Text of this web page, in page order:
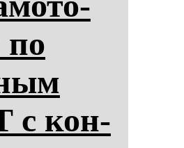
с кон­